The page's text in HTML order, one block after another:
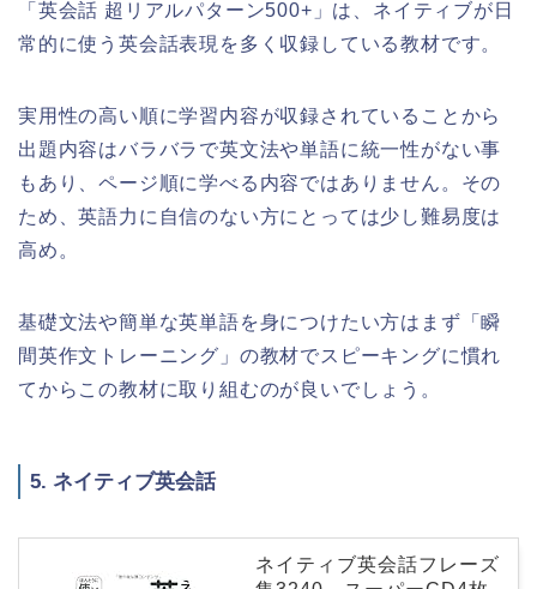
「英会話 超リアルパターン500+」は、ネイティブが日
常的に使う英会話表現を多く収録している教材です。
実用性の高い順に学習内容が収録されていることから
出題内容はバラバラで英文法や単語に統一性がない事
もあり、ページ順に学べる内容ではありません。その
ため、英語力に自信のない方にとっては少し難易度は
高め。
基礎文法や簡単な英単語を身につけたい方はまず「瞬
間英作文トレーニング」の教材でスピーキングに慣れ
てからこの教材に取り組むのが良いでしょう。
5. ネイティブ英会話
ネイティブ英会話フレーズ